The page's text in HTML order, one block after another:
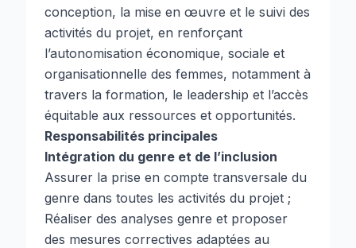
conception, la mise en œuvre et le suivi des
activités du projet, en renforçant
l’autonomisation économique, sociale et
organisationnelle des femmes, notamment à
travers la formation, le leadership et l’accès
équitable aux ressources et opportunités.
Responsabilités principales
Intégration du genre et de l’inclusion
Assurer la prise en compte transversale du
genre dans toutes les activités du projet ;
Réaliser des analyses genre et proposer
des mesures correctives adaptées au